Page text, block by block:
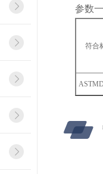
参数
符合